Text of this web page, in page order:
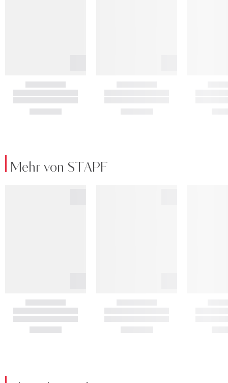
Mehr von STAPF